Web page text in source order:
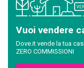
Vuoi vendere
Dove.it vende la tua
ZERO COMMISSIONI